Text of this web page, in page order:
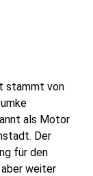
stammt von
als Motor
Der
für den
weiter